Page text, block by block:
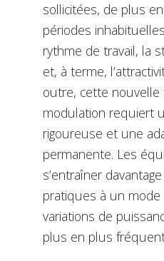
sollicitées, de plus
périodes
rythme de travail, la
et, à terme,
outre, cette nouvelle
modulation requiert
rigoureuse et une
permanente. Les
s’entraîner
pratiques à un mode
variations de
plus en plus